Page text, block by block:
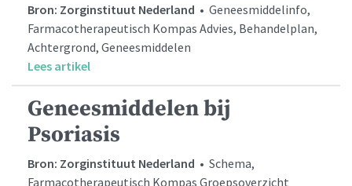
Bron: Zorginstituut Nederland • Geneesmiddelinfo,
Farmacotherapeutisch Kompas Advies, Behandelplan,
Achtergrond, Geneesmiddelen
Lees artikel
Geneesmiddelen bij
Psoriasis
Bron: Zorginstituut Nederland • Schema,
Farmacotherapeutisch Kompas Groepsoverzicht